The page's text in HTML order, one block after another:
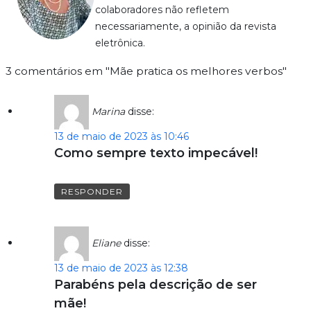
colaboradores não refletem
necessariamente, a opinião da revista
eletrônica.
3 comentários em "Mãe pratica os melhores verbos"
Marina disse:
13 de maio de 2023 às 10:46
Como sempre texto impecável!
RESPONDER
Eliane disse:
13 de maio de 2023 às 12:38
Parabéns pela descrição de ser
mãe!